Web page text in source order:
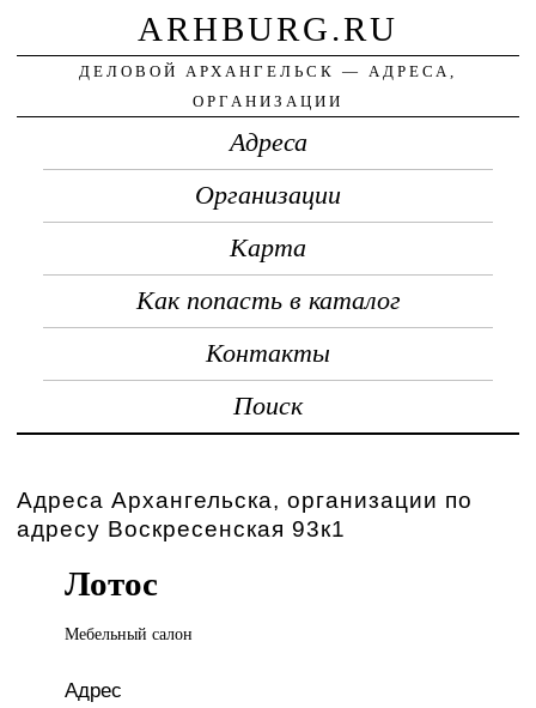
ARHBURG.RU
ДЕЛОВОЙ АРХАНГЕЛЬСК — АДРЕСА,
ОРГАНИЗАЦИИ
Адреса
Организации
Карта
Как попасть в каталог
Контакты
Поиск
Адреса Архангельска, организации по
адресу Воскресенская 93к1
Лотос
Мебельный салон
Адрес